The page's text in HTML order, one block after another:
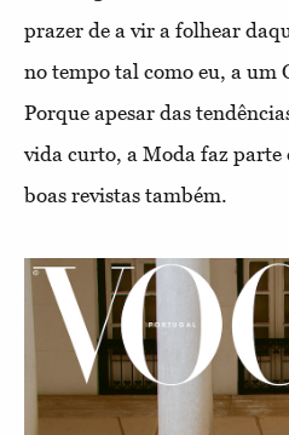
prazer de a vir a folhear
no tempo tal como eu, a
Porque apesar das
vida curto, a Moda faz parte
boas revistas também.